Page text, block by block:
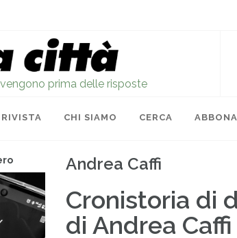
prima delle risposte
CHI SIAMO CERCA
Andrea Caffi
Cronistoria di
di Andrea Caffi